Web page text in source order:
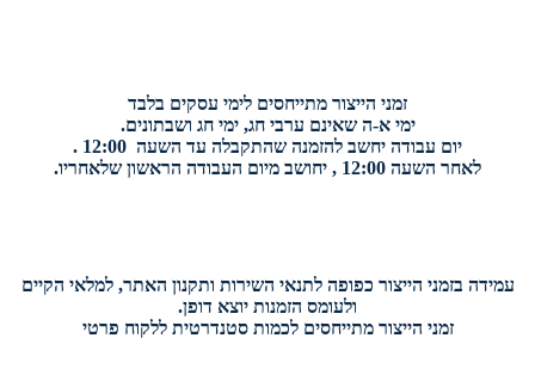
זמני הייצור מתייחסים לימי עסקים בלבד
ימי א-ה שאינם ערבי חג, ימי חג ושבתונים.
יום עבודה יחשב להזמנה שהתקבלה עד השעה 12:00 .
לאחר השעה 12:00 , יחושב מיום העבודה הראשון שלאחריו.
עמידה בזמני הייצור כפופה לתנאי השירות ותקנון האתר, למלאי הקיים
ולעומס הזמנות יוצא דופן.
זמני הייצור מתייחסים לכמות סטנדרטית ללקוח פרטי